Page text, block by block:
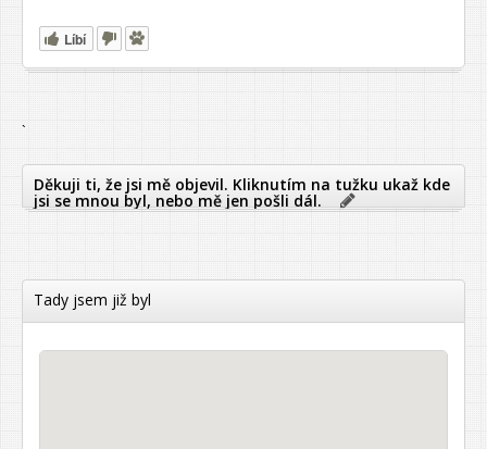
Líbí
`
Děkuji ti, že jsi mě objevil. Kliknutím na tužku ukaž kde
jsi se mnou byl, nebo mě jen pošli dál.
Tady jsem již byl